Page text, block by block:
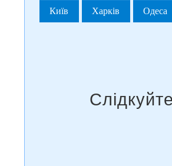
Київ Харків Одеса